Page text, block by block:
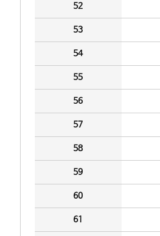
52
53
54
55
56
57
58
59
60
61